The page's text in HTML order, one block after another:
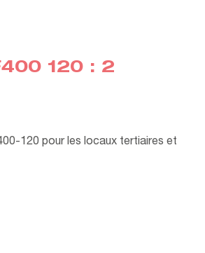
120 : 2
120 pour les locaux tertiaires et